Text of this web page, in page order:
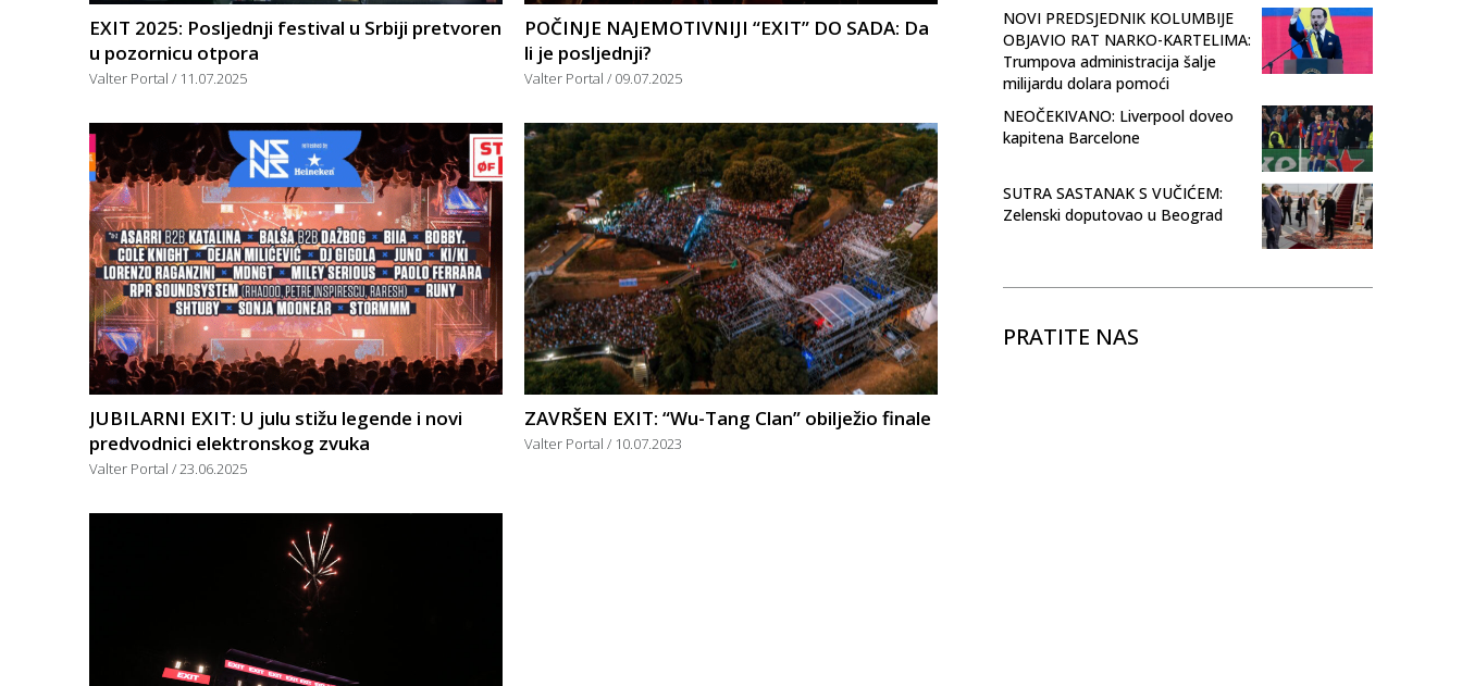
EXIT 2025: Posljednji festival u Srbiji pretvoren
u pozornicu otpora
Valter Portal 11.07.2025
POČINJE NAJEMOTIVNIJI “EXIT” DO SADA: Da
li je posljednji?
Valter Portal 09.07.2025
JUBILARNI EXIT: U julu stižu legende i novi
predvodnici elektronskog zvuka
Valter Portal 23.06.2025
ZAVRŠEN EXIT: “Wu-Tang Clan” obilježio finale
Valter Portal 10.07.2023
NOVI PREDSJEDNIK KOLUMBIJE
OBJAVIO RAT NARKO-KARTELIMA:
Trumpova administracija šalje
milijardu dolara pomoći
NEOČEKIVANO: Liverpool doveo
kapitena Barcelone
SUTRA SASTANAK S VUČIĆEM:
Zelenski doputovao u Beograd
PRATITE NAS